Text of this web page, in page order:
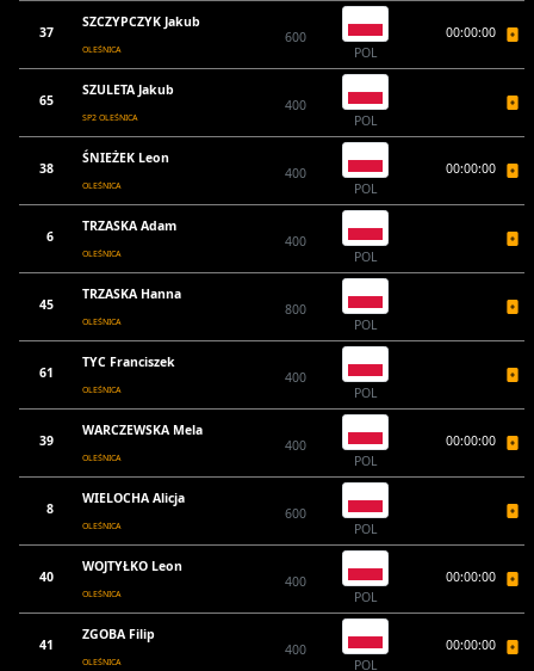
37
SZCZYPCZYK Jakub
OLEŚNICA
600
POL
00:00:00
65
SZULETA Jakub
SP2 OLEŚNICA
400
POL
38
ŚNIEŻEK Leon
OLEŚNICA
400
POL
00:00:00
6
TRZASKA Adam
OLEŚNICA
400
POL
45
TRZASKA Hanna
OLEŚNICA
800
POL
61
TYC Franciszek
OLEŚNICA
400
POL
39
WARCZEWSKA Mela
OLEŚNICA
400
POL
00:00:00
8
WIELOCHA Alicja
OLEŚNICA
600
POL
40
WOJTYŁKO Leon
OLEŚNICA
400
POL
00:00:00
41
ZGOBA Filip
OLEŚNICA
400
POL
00:00:00